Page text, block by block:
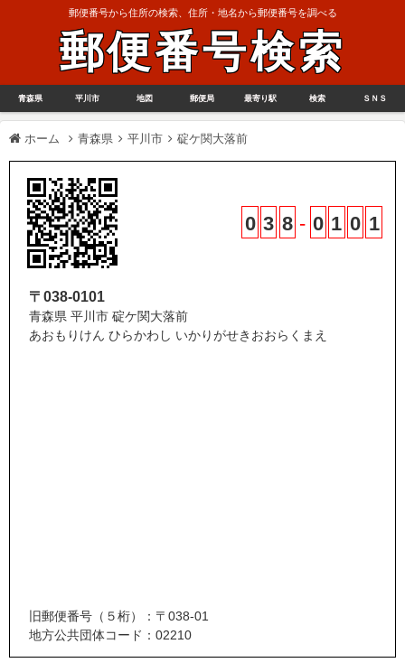
郵便番号から住所の検索、住所・地名から郵便番号を調べる
郵便番号検索
青森県 平川市 地図 郵便局 最寄り駅 検索 ＳＮＳ
ホーム 青森県 平川市 碇ケ関大落前
0 3 8 - 0 1 0 1
〒038-0101
青森県 平川市 碇ケ関大落前
あおもりけん ひらかわし いかりがせきおおらくまえ
旧郵便番号（５桁）：〒038-01
地方公共団体コード：02210